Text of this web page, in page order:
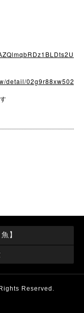
detail/02g9r88xw502
】
Reserved.